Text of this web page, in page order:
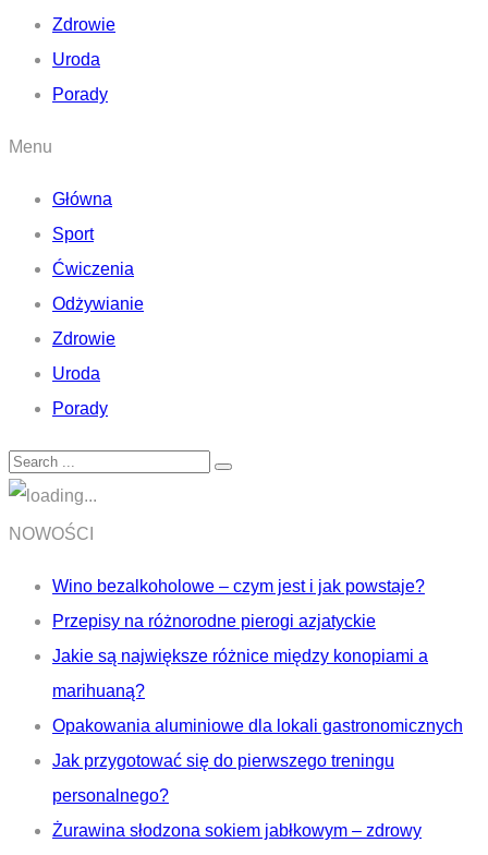
Zdrowie
Uroda
Porady
Menu
Główna
Sport
Ćwiczenia
Odżywianie
Zdrowie
Uroda
Porady
NOWOŚCI
Wino bezalkoholowe – czym jest i jak powstaje?
Przepisy na różnorodne pierogi azjatyckie
Jakie są największe różnice między konopiami a
marihuaną?
Opakowania aluminiowe dla lokali gastronomicznych
Jak przygotować się do pierwszego treningu
personalnego?
Żurawina słodzona sokiem jabłkowym – zdrowy